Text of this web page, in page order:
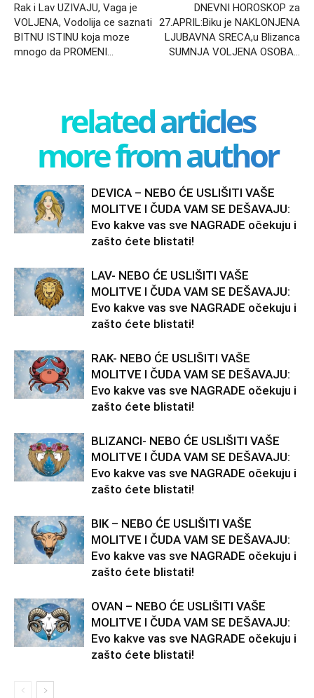
Rak i Lav UZIVAJU, Vaga je
VOLJENA, Vodolija ce saznati
BITNU ISTINU koja moze
mnogo da PROMENI…
DNEVNI HOROSKOP za
27.APRIL:Biku je NAKLONJENA
LJUBAVNA SRECA,u Blizanca
SUMNJA VOLJENA OSOBA…
related articles
more from author
DEVICA – NEBO ĆE USLIŠITI VAŠE
MOLITVE I ČUDA VAM SE DEŠAVAJU:
Evo kakve vas sve NAGRADE očekuju i
zašto ćete blistati!
LAV- NEBO ĆE USLIŠITI VAŠE
MOLITVE I ČUDA VAM SE DEŠAVAJU:
Evo kakve vas sve NAGRADE očekuju i
zašto ćete blistati!
RAK- NEBO ĆE USLIŠITI VAŠE
MOLITVE I ČUDA VAM SE DEŠAVAJU:
Evo kakve vas sve NAGRADE očekuju i
zašto ćete blistati!
BLIZANCI- NEBO ĆE USLIŠITI VAŠE
MOLITVE I ČUDA VAM SE DEŠAVAJU:
Evo kakve vas sve NAGRADE očekuju i
zašto ćete blistati!
BIK – NEBO ĆE USLIŠITI VAŠE
MOLITVE I ČUDA VAM SE DEŠAVAJU:
Evo kakve vas sve NAGRADE očekuju i
zašto ćete blistati!
OVAN – NEBO ĆE USLIŠITI VAŠE
MOLITVE I ČUDA VAM SE DEŠAVAJU:
Evo kakve vas sve NAGRADE očekuju i
zašto ćete blistati!